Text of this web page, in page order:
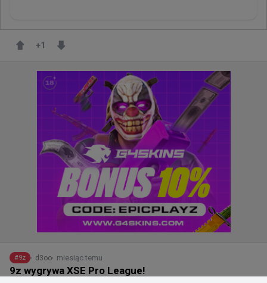
+1
#9z d3oo miesiąc temu
9z wygrywa XSE Pro League!